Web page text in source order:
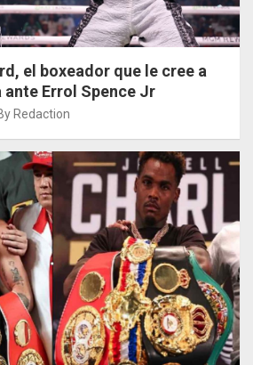
el boxeador que le cree a
ante Errol Spence Jr
Redaction